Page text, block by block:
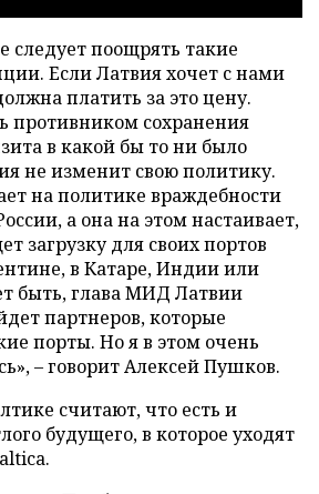
следует поощрять такие
Если Латвия хочет с нами
платить за это цену.
противником сохранения
в какой бы то ни было
не изменит свою политику.
на политике враждебности
а она на этом настаивает,
загрузку для своих портов
в Катаре, Индии или
быть, глава МИД Латвии
партнеров, которые
порты. Но я в этом очень
– говорит Алексей Пушков.
считают, что есть и
будущего, в которое уходят